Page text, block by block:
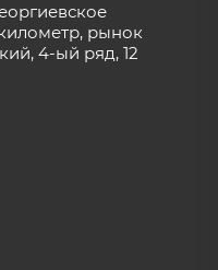
рынок
4-ый ряд, 12